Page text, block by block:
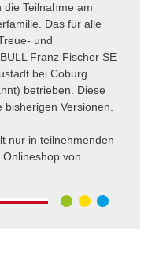
die Teilnahme am
Das für alle
und
Franz Fischer SE
bei Coburg
betrieben. Diese
Versionen.
nur in teilnehmenden
von